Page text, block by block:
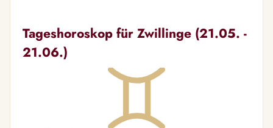
Tageshoroskop für Zwillinge (21.05. -
21.06.)